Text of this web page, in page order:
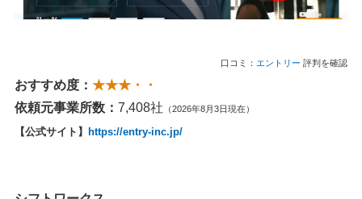
口コミ： エントリー 評判を確認
おすすめ度： ★★★・・
依頼元事業所数： 7,408社 （2026年8月3日現在）
【公式サイト】 https://entry-inc.jp/